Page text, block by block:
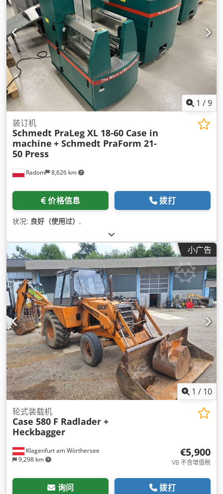
1 /9
Radom 8,626 km
装订机
Schmedt PraLeg XL 18-60 Case in
machine + Schmedt PraForm 21-
50 Press
价格信息 拨打
状况: 良好（使用过） ,
小广告
1 / 10
Klagenfurt am Wörthersee
9,298 km
轮式装载机
Case 580 F Radlader +
Heckbagger
€5,900
VB 不含增值税
询问 拨打